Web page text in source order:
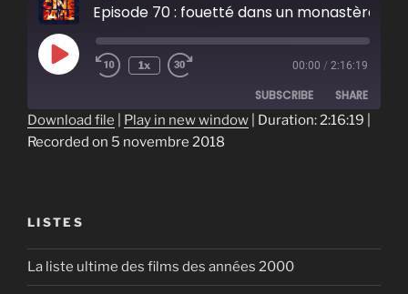
Episode 70 : fouetté dans un monastère
Play
Episode
1x 00:00 / 2:16:19
SUBSCRIBE SHARE
SHARE
EMBED
Download file Play in new window Duration: 2:16:19
Recorded on 5 novembre 2018
LISTES
La liste ultime des films des années 2000